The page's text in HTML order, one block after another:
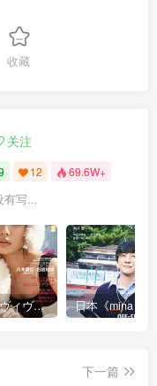
收藏
关注
12 69.6W+
有写...
日本《ViVi（ヴィヴィ）》女性流行时尚杂志 PDF电子版【2024年·全年订阅】
下一篇